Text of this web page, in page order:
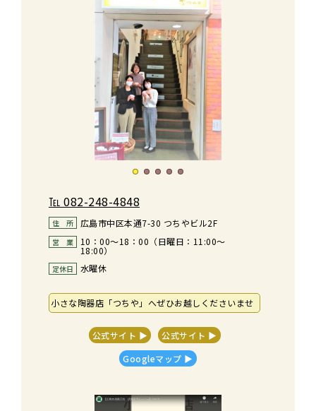
℡ 082-248-4848
住　所 広島市中区本通7-30 つちやビル2F
営　業 10：00～18：00（日曜日：11:00～
18:00）
定休日 水曜休
小さな陶器店「つちや」へぜひお越しくださいませ
公式サイト ▶︎
公式サイト ▶︎
Googleマップ ▶︎